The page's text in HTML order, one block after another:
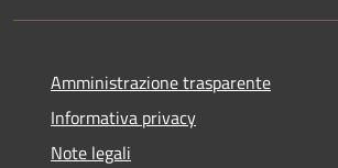
Amministrazione trasparente
Informativa privacy
Note legali